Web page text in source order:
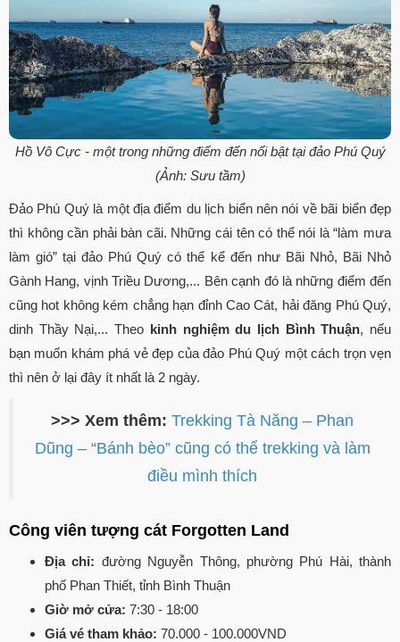
Hồ Vô Cực - một trong những điểm đến nổi bật tại đảo Phú Quý
(Ảnh: Sưu tầm)
Đảo Phú Quý là một địa điểm du lịch biển nên nói về bãi biển đẹp
thì không cần phải bàn cãi. Những cái tên có thể nói là “làm mưa
làm gió” tại đảo Phú Quý có thể kể đến như Bãi Nhỏ, Bãi Nhỏ
Gành Hang, vịnh Triều Dương,... Bên cạnh đó là những điểm đến
cũng hot không kém chẳng hạn đỉnh Cao Cát, hải đăng Phú Quý,
dinh Thầy Nại,... Theo kinh nghiệm du lịch Bình Thuận, nếu
bạn muốn khám phá vẻ đẹp của đảo Phú Quý một cách trọn vẹn
thì nên ở lại đây ít nhất là 2 ngày.
>>> Xem thêm: Trekking Tà Năng – Phan
Dũng – “Bánh bèo” cũng có thể trekking và làm
điều mình thích
Công viên tượng cát Forgotten Land
Địa chỉ: đường Nguyễn Thông, phường Phú Hài, thành
phố Phan Thiết, tỉnh Bình Thuận
Giờ mở cửa: 7:30 - 18:00
Giá vé tham khảo: 70.000 - 100.000VND